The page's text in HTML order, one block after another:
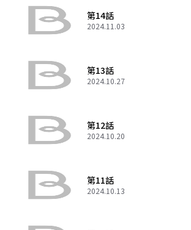
第14話
2024.11.03
第13話
2024.10.27
第12話
2024.10.20
第11話
2024.10.13